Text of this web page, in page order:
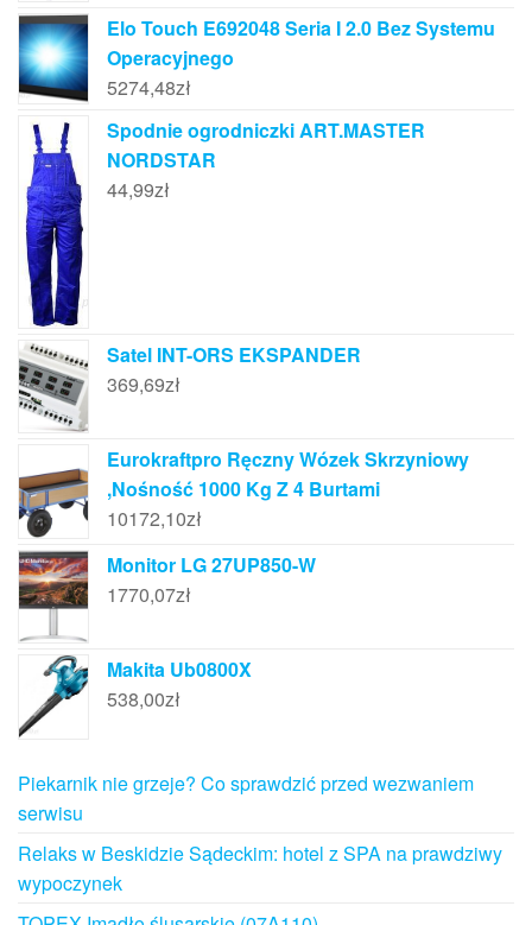
Elo Touch E692048 Seria I 2.0 Bez Systemu
Operacyjnego
5274,48zł
Spodnie ogrodniczki ART.MASTER
NORDSTAR
44,99zł
Satel INT-ORS EKSPANDER
369,69zł
Eurokraftpro Ręczny Wózek Skrzyniowy
,Nośność 1000 Kg Z 4 Burtami
10172,10zł
Monitor LG 27UP850-W
1770,07zł
Makita Ub0800X
538,00zł
Piekarnik nie grzeje? Co sprawdzić przed wezwaniem
serwisu
Relaks w Beskidzie Sądeckim: hotel z SPA na prawdziwy
wypoczynek